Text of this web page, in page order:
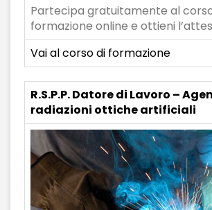
Partecipa gratuitamente al
formazione online e ottieni
Vai al corso di formazione
R.S.P.P. Datore di Lavoro –
radiazioni ottiche artificiali